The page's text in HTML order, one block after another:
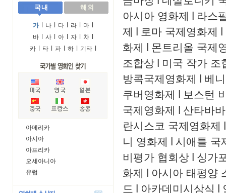
국 내 해 외
가 l 나 l 다 l 라 l 마 l
바 l 사 l 아 l 자 l 차 l
카 l 타 l 파 l 하 l 기타 l
아메리카
아시아
아프리카
오세아니아
유럽
아시아 영화제 l 라스
제 l 로마 국제영화제 l
화제 l 몬트리올 국제
조합상 l 미국 작가 조
방콕국제영화제 l 베
쿠버영화제 l 보스턴
국제영화제 l 산타바
란시스코 국제영화제 l
니 영화제 l 시애틀 국
비평가 협회상 l 싱가
화제 l 아시아 태평양
드 l 아카데미시상식 l